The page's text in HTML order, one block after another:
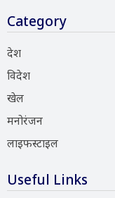
Category
देश
विदेश
खेल
मनोरंजन
लाइफस्टाइल
Useful Links